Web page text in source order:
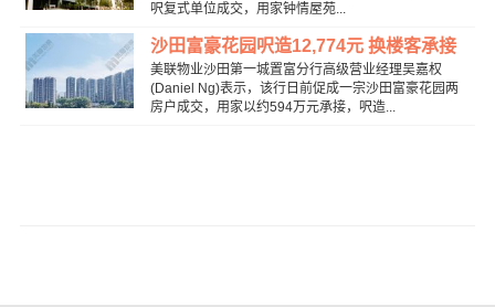
呎复式单位成交，用家钟情屋苑...
沙田富豪花园呎造12,774元 换楼客承接
美联物业沙田第一城置富分行高级营业经理吴嘉权
(Daniel Ng)表示，该行日前促成一宗沙田富豪花园两
房户成交，用家以约594万元承接，呎造...